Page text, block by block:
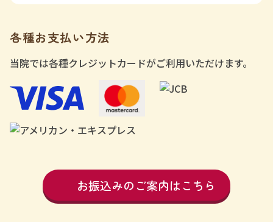
各種お支払い方法
当院では各種クレジットカードがご利用いただけます。
お振込みのご案内はこちら